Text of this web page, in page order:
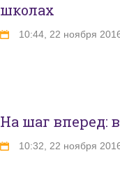
школах
10:44, 22 ноября
На шаг вперед:
10:32, 22 ноября